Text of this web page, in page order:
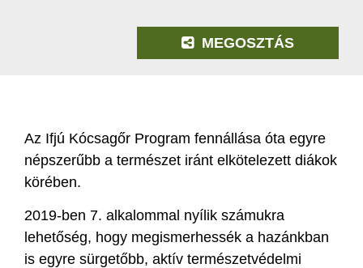
KAPCSOLAT
MEGOSZTÁS
Az Ifjú Kócsagőr Program fennállása óta egyre
népszerűbb a természet iránt elkötelezett diákok
körében.
2019-ben 7. alkalommal nyílik számukra
lehetőség, hogy megismerhessék a hazánkban
is egyre sürgetőbb, aktív természetvédelmi